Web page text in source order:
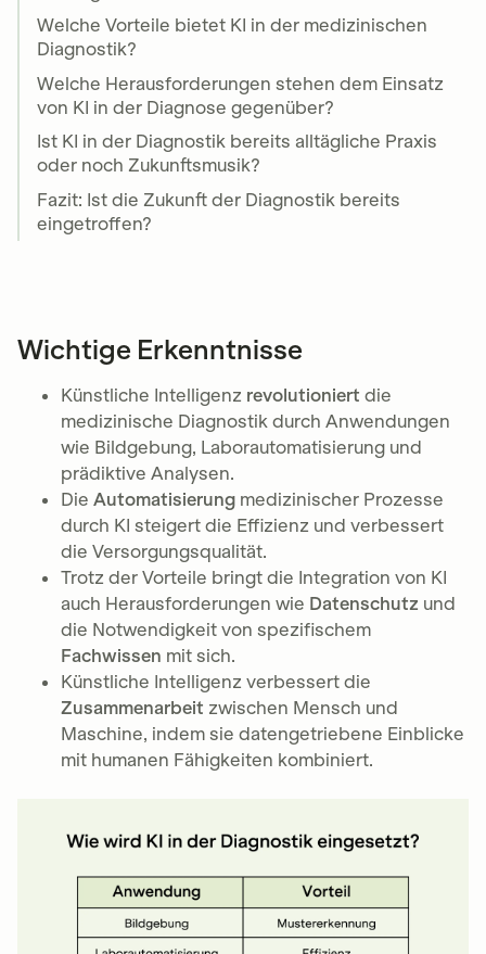
Welche Vorteile bietet KI in der medizinischen
Diagnostik?
Welche Herausforderungen stehen dem Einsatz
von KI in der Diagnose gegenüber?
Ist KI in der Diagnostik bereits alltägliche Praxis
oder noch Zukunftsmusik?
Fazit: Ist die Zukunft der Diagnostik bereits
eingetroffen?
Wichtige Erkenntnisse
Künstliche Intelligenz revolutioniert die
medizinische Diagnostik durch Anwendungen
wie Bildgebung, Laborautomatisierung und
prädiktive Analysen.
Die Automatisierung medizinischer Prozesse
durch KI steigert die Effizienz und verbessert
die Versorgungsqualität.
Trotz der Vorteile bringt die Integration von KI
auch Herausforderungen wie Datenschutz und
die Notwendigkeit von spezifischem
Fachwissen mit sich.
Künstliche Intelligenz verbessert die
Zusammenarbeit zwischen Mensch und
Maschine, indem sie datengetriebene Einblicke
mit humanen Fähigkeiten kombiniert.